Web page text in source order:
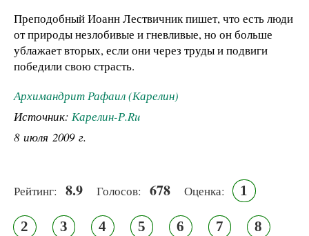
Преподобный Иоанн Лествичник пишет, что есть люди
от природы незлобивые и гневливые, но он больше
ублажает вторых, если они через труды и подвиги
победили свою страсть.
Архимандрит Рафаил (Карелин)
Источник: Карелин-Р.Ru
8 июля 2009 г.
Рейтинг: 8.9 Голосов: 678 Оценка: 1
2 3 4 5 6 7 8